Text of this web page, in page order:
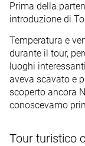
Prima della
introduzione di
Temperatura e
durante il tour,
luoghi
aveva scavato e
scoperto ancora
conoscevamo
Tour turistico